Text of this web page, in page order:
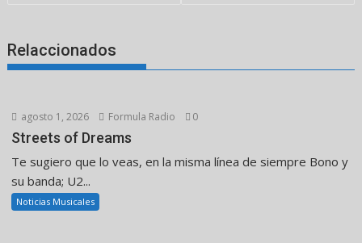
Relaccionados
agosto 1, 2026 Formula Radio 0
Streets of Dreams
Te sugiero que lo veas, en la misma línea de siempre Bono y
su banda; U2...
Noticias Musicales